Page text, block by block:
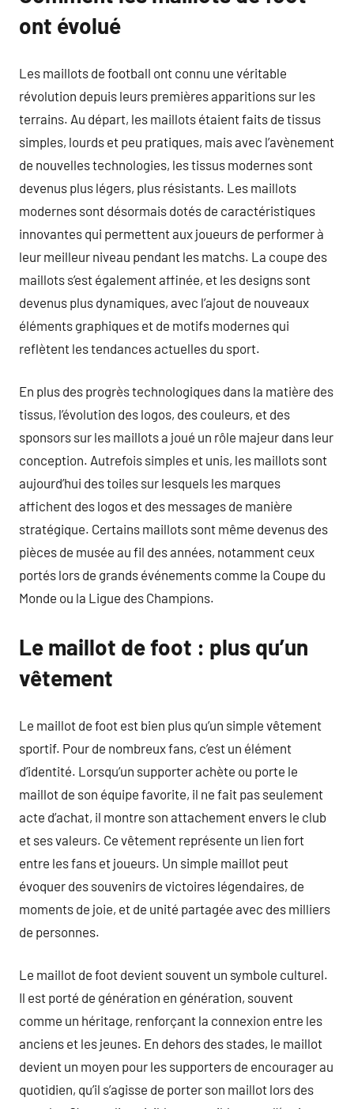
ont évolué
Les maillots de football ont connu une véritable
révolution depuis leurs premières apparitions sur les
terrains. Au départ, les maillots étaient faits de tissus
simples, lourds et peu pratiques, mais avec l’avènement
de nouvelles technologies, les tissus modernes sont
devenus plus légers, plus résistants. Les maillots
modernes sont désormais dotés de caractéristiques
innovantes qui permettent aux joueurs de performer à
leur meilleur niveau pendant les matchs. La coupe des
maillots s’est également affinée, et les designs sont
devenus plus dynamiques, avec l’ajout de nouveaux
éléments graphiques et de motifs modernes qui
reflètent les tendances actuelles du sport.
En plus des progrès technologiques dans la matière des
tissus, l’évolution des logos, des couleurs, et des
sponsors sur les maillots a joué un rôle majeur dans leur
conception. Autrefois simples et unis, les maillots sont
aujourd’hui des toiles sur lesquels les marques
affichent des logos et des messages de manière
stratégique. Certains maillots sont même devenus des
pièces de musée au fil des années, notamment ceux
portés lors de grands événements comme la Coupe du
Monde ou la Ligue des Champions.
Le maillot de foot : plus qu’un
vêtement
Le maillot de foot est bien plus qu’un simple vêtement
sportif. Pour de nombreux fans, c’est un élément
d’identité. Lorsqu’un supporter achète ou porte le
maillot de son équipe favorite, il ne fait pas seulement
acte d’achat, il montre son attachement envers le club
et ses valeurs. Ce vêtement représente un lien fort
entre les fans et joueurs. Un simple maillot peut
évoquer des souvenirs de victoires légendaires, de
moments de joie, et de unité partagée avec des milliers
de personnes.
Le maillot de foot devient souvent un symbole culturel.
Il est porté de génération en génération, souvent
comme un héritage, renforçant la connexion entre les
anciens et les jeunes. En dehors des stades, le maillot
devient un moyen pour les supporters de encourager au
quotidien, qu’il s’agisse de porter son maillot lors des